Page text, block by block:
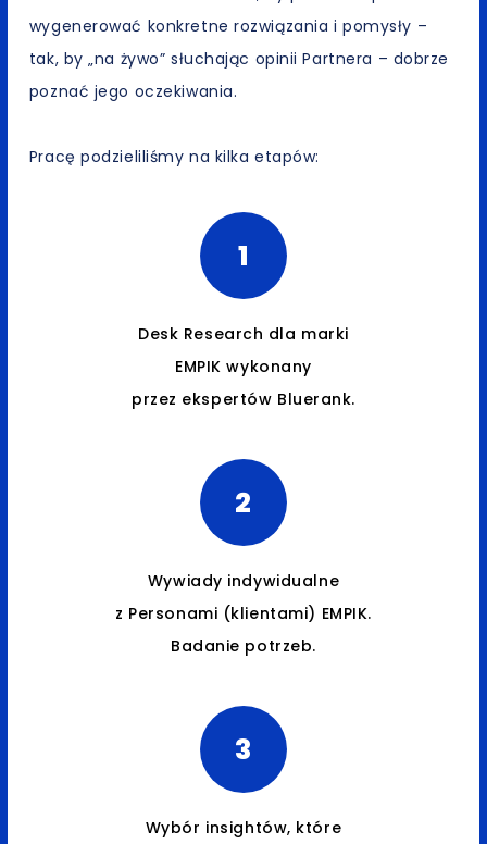
wygenerować konkretne rozwiązania i pomysły –
tak, by „na żywo” słuchając opinii Partnera – dobrze
poznać jego oczekiwania.
Pracę podzieliliśmy na kilka etapów:
1
Desk Research dla marki
EMPIK wykonany
przez ekspertów Bluerank.
2
Wywiady indywidualne
z Personami (klientami) EMPIK.
Badanie potrzeb.
3
Wybór insightów, które